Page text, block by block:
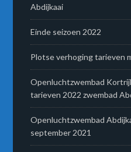
Abdijkaai
Einde seizoen 2022
Plotse verhoging tarieven
Openluchtzwembad
tarieven 2022 zwembad
Openluchtzwembad
september 2021